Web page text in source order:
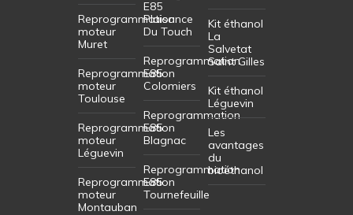
Reprogrammation
moteur
Muret
Reprogrammation
moteur
Toulouse
Reprogrammation
moteur
Léguevin
Reprogrammation
moteur
Montauban
E85
Plaisance
Du Touch
Reprogrammation
E85
Colomiers
Reprogrammation
E85
Blagnac
Reprogrammation
E85
Tournefeuille
Kit éthanol
La
Salvetat
Saint Gilles
Kit éthanol
Léguevin
Les
avantages
du
bioéthanol